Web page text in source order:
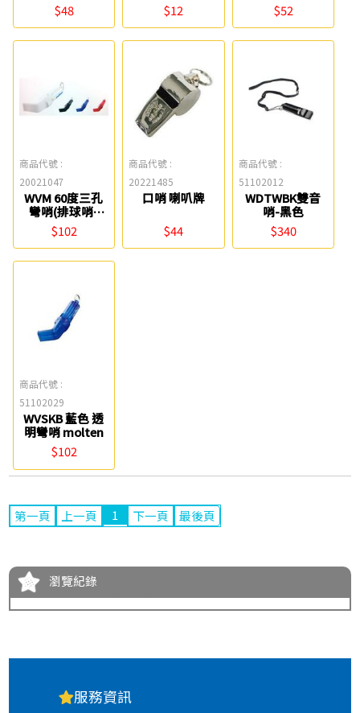
$48
$12
$52
商品代號 :
20021047
WVM 60度三孔
彎哨(排球哨)
molten
$102
商品代號 :
20221485
口哨 喇叭牌
$44
商品代號 :
51102012
WDTWBK雙音
哨-黑色
$340
商品代號 :
51102029
WVSKB 藍色 透
明彎哨 molten
$102
第一頁 上一頁 1 下一頁 最後頁
瀏覽紀錄
服務資訊